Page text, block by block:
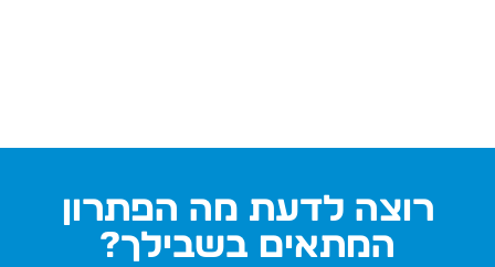
רוצה לדעת מה הפתרון
המתאים בשבילך?